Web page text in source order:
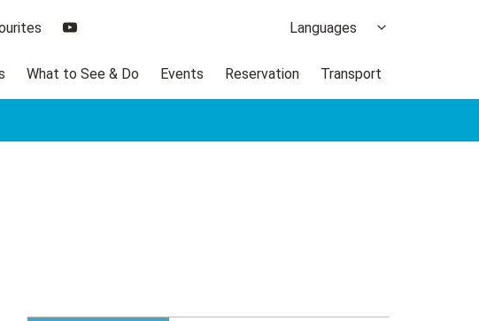
What to See & Do Events Reservation Transport
Languages
日本語